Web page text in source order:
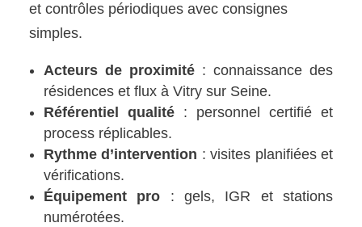
et contrôles périodiques avec consignes
simples.
Acteurs de proximité : connaissance des
résidences et flux à Vitry sur Seine.
Référentiel qualité : personnel certifié et
process réplicables.
Rythme d’intervention : visites planifiées et
vérifications.
Équipement pro : gels, IGR et stations
numérotées.